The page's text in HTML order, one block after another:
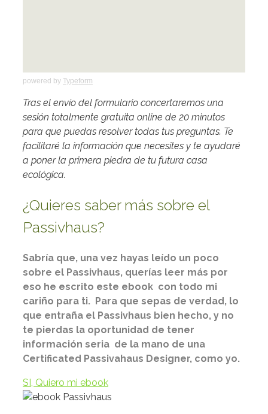
powered by Typeform
Tras el envío del formulario concertaremos una
sesión totalmente gratuita online de 20 minutos
para que puedas resolver todas tus preguntas. Te
facilitaré la información que necesites y te ayudaré
a poner la primera piedra de tu futura casa
ecológica.
¿Quieres saber más sobre el
Passivhaus?
Sabría que, una vez hayas leído un poco
sobre el Passivhaus, querías leer más por
eso he escrito este ebook con todo mi
cariño para ti. Para que sepas de verdad, lo
que entraña el Passivhaus bien hecho, y no
te pierdas la oportunidad de tener
información seria de la mano de una
Certificated Passivahaus Designer, como yo.
SI, Quiero mi ebook